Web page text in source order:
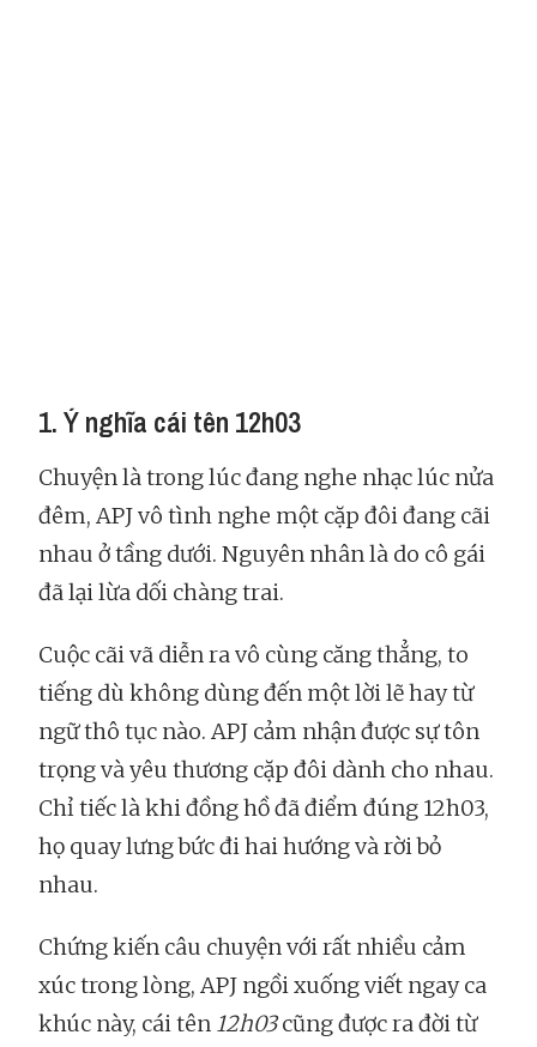
1. Ý nghĩa cái tên 12h03
Chuyện là trong lúc đang nghe nhạc lúc nửa
đêm, APJ vô tình nghe một cặp đôi đang cãi
nhau ở tầng dưới. Nguyên nhân là do cô gái
đã lại lừa dối chàng trai.
Cuộc cãi vã diễn ra vô cùng căng thẳng, to
tiếng dù không dùng đến một lời lẽ hay từ
ngữ thô tục nào. APJ cảm nhận được sự tôn
trọng và yêu thương cặp đôi dành cho nhau.
Chỉ tiếc là khi đồng hồ đã điểm đúng 12h03,
họ quay lưng bức đi hai hướng và rời bỏ
nhau.
Chứng kiến câu chuyện với rất nhiều cảm
xúc trong lòng, APJ ngồi xuống viết ngay ca
khúc này, cái tên 12h03cũng được ra đời từ